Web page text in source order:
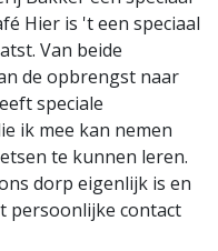
Hier is 't een speciaal
Van beide
de opbrengst naar
speciale
ik mee kan nemen
te kunnen leren.
dorp eigenlijk is en
persoonlijke contact